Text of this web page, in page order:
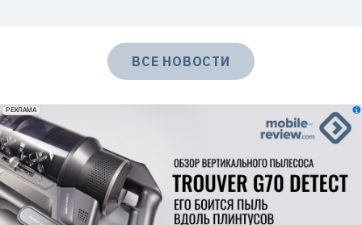
ВСЕ НОВОСТИ
erid: 2VfnxxmNzs5
РЕКЛАМА